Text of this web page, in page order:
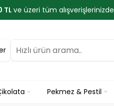
TLve üzeri tüm alışverişlerinizde
Pekmez & Pestil